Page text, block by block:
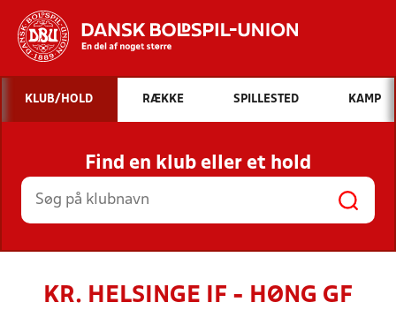
Hvad vil du søge efter?
INDHOLD OG NYHEDER
STILLINGER, RESULTATER, KLUBBER OG
HOLD
KLUB/HOLD RÆKKE SPILLESTED KAMP
Find en klub eller et hold
KR. HELSINGE IF - HØNG GF